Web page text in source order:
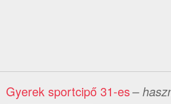
Gyerek sportcipő 31-es–